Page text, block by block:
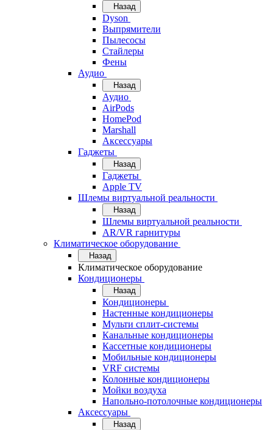
Назад
Dyson
Выпрямители
Пылесосы
Стайлеры
Фены
Аудио
Назад
Аудио
AirPods
HomePod
Marshall
Аксессуары
Гаджеты
Назад
Гаджеты
Apple TV
Шлемы виртуальной реальности
Назад
Шлемы виртуальной реальности
AR/VR гарнитуры
Климатическое оборудование
Назад
Климатическое оборудование
Кондиционеры
Назад
Кондиционеры
Настенные кондиционеры
Мульти сплит-системы
Канальные кондиционеры
Кассетные кондиционеры
Мобильные кондиционеры
VRF системы
Колонные кондиционеры
Мойки воздуха
Напольно-потолочные кондиционеры
Аксессуары
Назад